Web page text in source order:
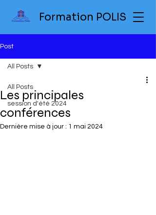
Formation POLIS
Post
All Posts
session d'été 2024
All Posts
Les principales
conférences
Dernière mise à jour : 1 mai 2024